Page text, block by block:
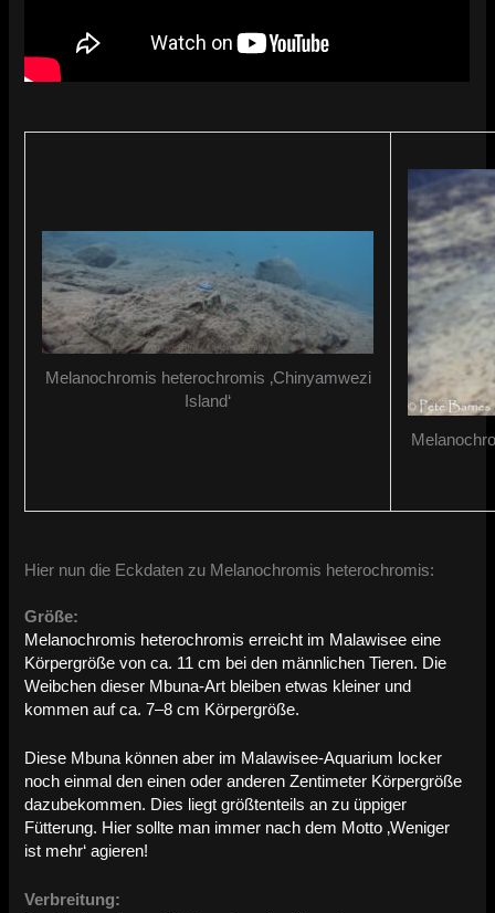
Melanochromis heterochromis ‚Chinyamwezi
Island‘
Hier nun die Eckdaten zu Melanochromis heterochromis:
Größe:
Melanochromis heterochromis erreicht im Malawisee eine
Körpergröße von ca. 11 cm bei den männlichen Tieren. Die
Weibchen dieser Mbuna-Art bleiben etwas kleiner und
kommen auf ca. 7–8 cm Körpergröße.
Diese Mbuna können aber im Malawisee-Aquarium locker
noch einmal den einen oder anderen Zentimeter Körpergröße
dazubekommen. Dies liegt größtenteils an zu üppiger
Fütterung. Hier sollte man immer nach dem Motto ‚Weniger
ist mehr‘ agieren!
Verbreitung: